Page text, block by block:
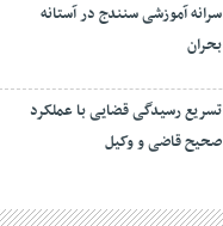
سرانه آموزشی سنندج در آستانه
بحران
تسریع رسیدگی قضایی با عملکرد
صحیح قاضی و وکیل